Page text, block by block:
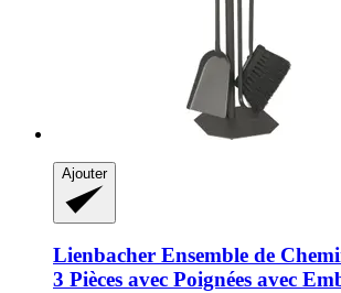
Ajouter
Lienbacher Ensemble de
3 Pièces avec Poignées avec